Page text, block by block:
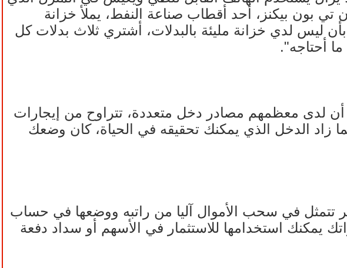
و500 دولار، وبالمثل، فإن تي بون بيكنز، أحد أقطاب صناعة النفط، يملأ خزانة
ليس لدي خزانة مليئة بالبدلات، أشتري ثلاث بدلات كل
أحتاجه".
لدى معظمهم مصادر دخل متعددة، تتراوح من إيجارات
زاد الدخل الذي يمكنك تحقيقه في الحياة، كان وضعك
تتمثل في سحب الأموال آليا من راتبه ووضعها في حساب
يمكنك استخدامها للاستثمار في الأسهم أو سداد دفعة